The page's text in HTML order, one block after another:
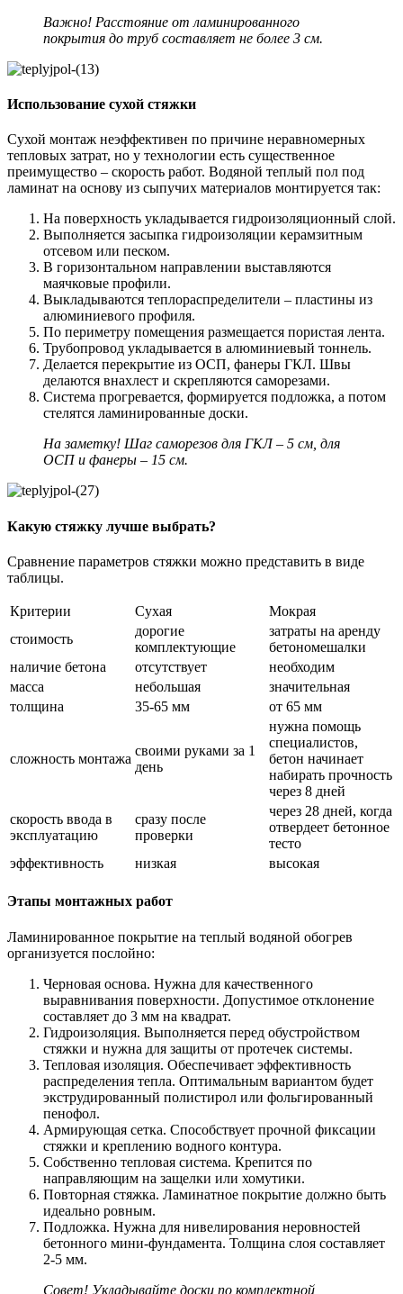
Важно! Расстояние от ламинированного
покрытия до труб составляет не более 3 см.
Использование сухой стяжки
Сухой монтаж неэффективен по причине неравномерных
тепловых затрат, но у технологии есть существенное
преимущество – скорость работ. Водяной теплый пол под
ламинат на основу из сыпучих материалов монтируется так:
На поверхность укладывается гидроизоляционный слой.
Выполняется засыпка гидроизоляции керамзитным
отсевом или песком.
В горизонтальном направлении выставляются
маячковые профили.
Выкладываются теплораспределители – пластины из
алюминиевого профиля.
По периметру помещения размещается пористая лента.
Трубопровод укладывается в алюминиевый тоннель.
Делается перекрытие из ОСП, фанеры ГКЛ. Швы
делаются внахлест и скрепляются саморезами.
Система прогревается, формируется подложка, а потом
стелятся ламинированные доски.
На заметку! Шаг саморезов для ГКЛ – 5 см, для
ОСП и фанеры – 15 см.
Какую стяжку лучше выбрать?
Сравнение параметров стяжки можно представить в виде
таблицы.
Критерии Сухая
Мокрая
стоимость
дорогие
комплектующие
затраты на аренду
бетономешалки
наличие бетона
отсутствует
необходим
масса
небольшая
значительная
толщина
35-65 мм от 65 мм
сложность монтажа
своими руками за 1
день
нужна помощь
специалистов,
бетон начинает
набирать прочность
через 8 дней
скорость ввода в
эксплуатацию
сразу после
проверки
через 28 дней, когда
отвердеет бетонное
тесто
эффективность
низкая высокая
Этапы монтажных работ
Ламинированное покрытие на теплый водяной обогрев
организуется послойно:
Черновая основа. Нужна для качественного
выравнивания поверхности. Допустимое отклонение
составляет до 3 мм на квадрат.
Гидроизоляция. Выполняется перед обустройством
стяжки и нужна для защиты от протечек системы.
Тепловая изоляция. Обеспечивает эффективность
распределения тепла. Оптимальным вариантом будет
экструдированный полистирол или фольгированный
пенофол.
Армирующая сетка. Способствует прочной фиксации
стяжки и креплению водного контура.
Собственно тепловая система. Крепится по
направляющим на защелки или хомутики.
Повторная стяжка. Ламинатное покрытие должно быть
идеально ровным.
Подложка. Нужна для нивелирования неровностей
бетонного мини-фундамента. Толщина слоя составляет
2-5 мм.
Совет! Укладывайте доски по комплектной